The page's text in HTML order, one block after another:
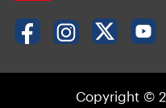
Copyright ©